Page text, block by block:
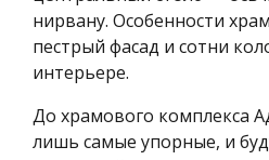
нирвану. Особенности
пестрый фасад и сотни
интерьере.
До храмового комплекса
лишь самые упорные, и